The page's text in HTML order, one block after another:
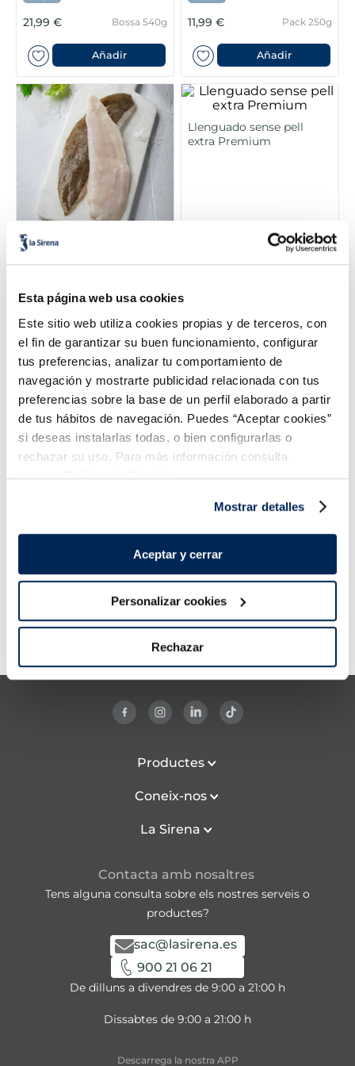
Esta página web usa cookies
Este sitio web utiliza cookies propias y de terceros, con
el fin de garantizar su buen funcionamiento, configurar
tus preferencias, analizar tu comportamiento de
navegación y mostrarte publicidad relacionada con tus
preferencias sobre la base de un perfil elaborado a partir
de tus hábitos de navegación. Puedes “Aceptar cookies”
si deseas instalarlas todas, o bien configurarlas o
rechazar su uso. Para más información consulta
nuestraPolítica de Cookies.
Mostrar detalles
Aceptar y cerrar
Personalizar cookies
Rechazar
21,99 € Bossa 540g
Añadir
11,99 € Pack 250g
Añadir
Filets de llenguado
Premium
Añadir
Llenguado sense pell
extra Premium
300 g.
Añadir
32,99 €
Segunda Piel 210
Añadir
Request failed with status code 429
Productes
Coneix-nos
La Sirena
Contacta amb nosaltres
Tens alguna consulta sobre els nostres serveis o
productes?
sac@lasirena.es
900 21 06 21
De dilluns a divendres de 9:00 a 21:00 h
Dissabtes de 9:00 a 21:00 h
Descarrega la nostra APP
tequeños
gambas peladas